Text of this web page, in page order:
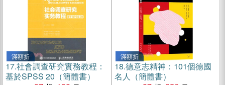
滿額折
17.社會調查研究實務教程：
基於SPSS 20（簡體書）
滿額折
18.德意志精神：101個德國
名人（簡體書）